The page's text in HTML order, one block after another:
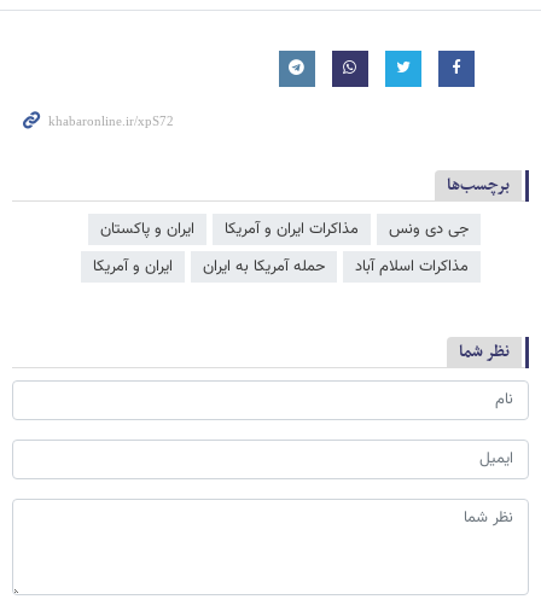
برچسب‌ها
جی دی ونس مذاکرات ایران و آمریکا
ایران و پاکستان
مذاکرات اسلام آباد
حمله آمریکا به ایران ایران و آمریکا
نظر شما